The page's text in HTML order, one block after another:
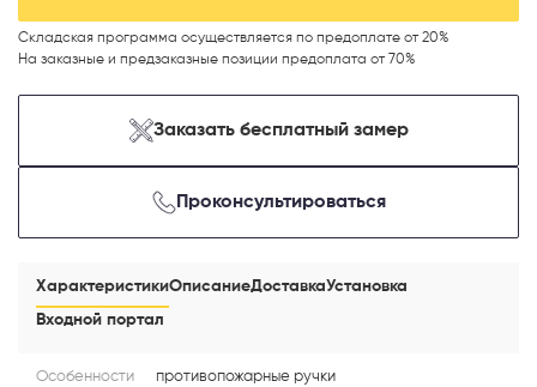
Складская программа осуществляется по предоплате от 20%
На заказные и предзаказные позиции предоплата от 70%
Заказать бесплатный замер
Проконсультироваться
ХарактеристикиОписаниеДоставкаУстановка
Входной портал
Особенности противопожарные ручки